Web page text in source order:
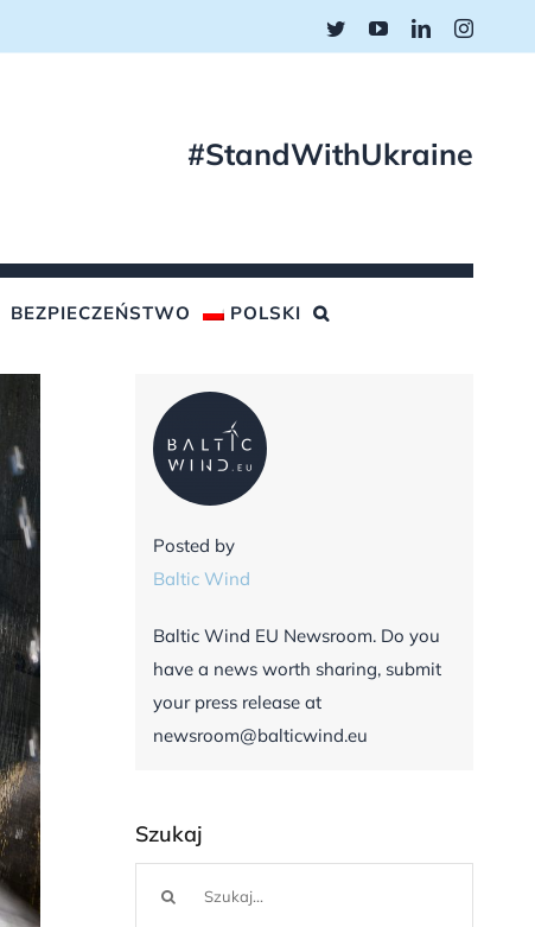
TwitterYouTubeLinkedIn
#StandWithUkraine
BEZPIECZEŃSTWO POLSKI
Posted by
Baltic Wind
Baltic Wind EU Newsroom. Do you
have a news worth sharing, submit
your press release at
newsroom@balticwind.eu
Szukaj